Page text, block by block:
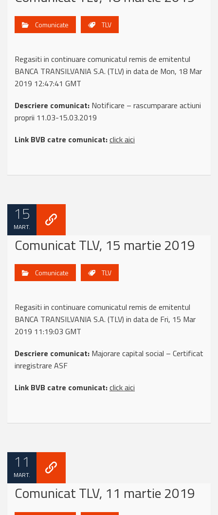
Comunicate TLV
Regasiti in continuare comunicatul remis de emitentul
BANCA TRANSILVANIA S.A. (TLV) in data de Mon, 18 Mar
2019 12:47:41 GMT
Descriere comunicat: Notificare – rascumparare actiuni
proprii 11.03-15.03.2019
Link BVB catre comunicat:click aici
15
MART.
Comunicat TLV, 15 martie 2019
Comunicate TLV
Regasiti in continuare comunicatul remis de emitentul
BANCA TRANSILVANIA S.A. (TLV) in data de Fri, 15 Mar
2019 11:19:03 GMT
Descriere comunicat: Majorare capital social – Certificat
inregistrare ASF
Link BVB catre comunicat:click aici
11
MART.
Comunicat TLV, 11 martie 2019